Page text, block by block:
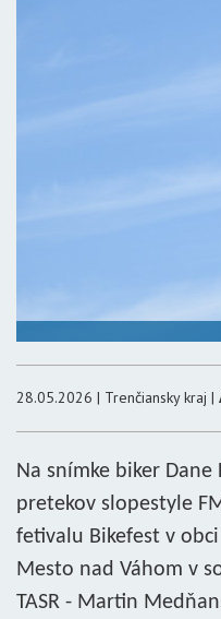
28.05.2026 | Trenčiansky kraj |
Na snímke biker
pretekov slopestyle
fetivalu Bikefest v
Mesto nad Váhom v
TASR - Martin